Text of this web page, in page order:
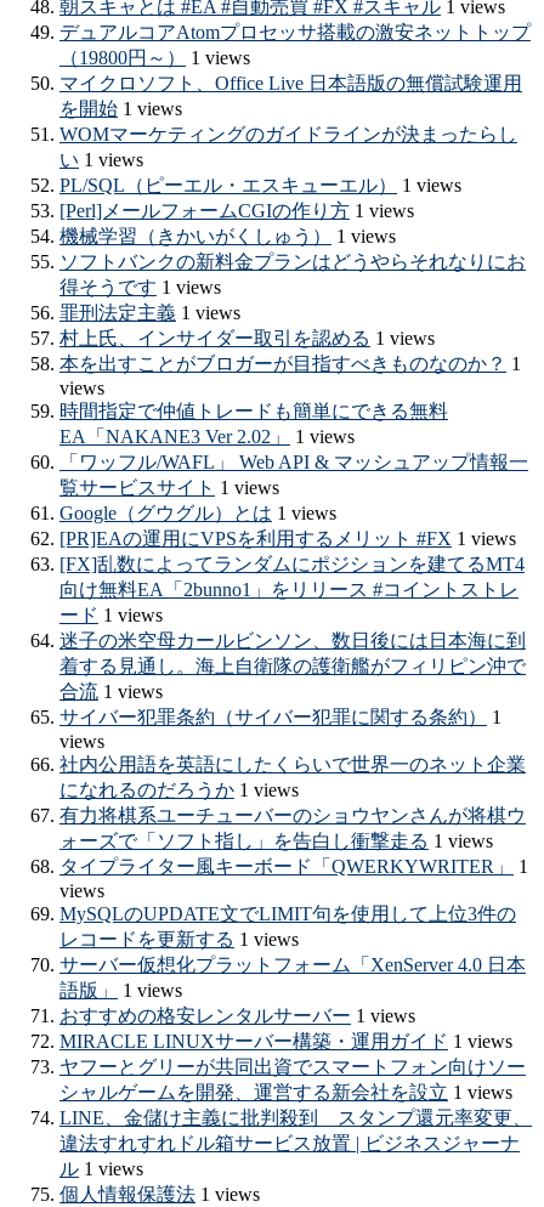
朝スキャとは #EA #自動売買 #FX #スキャル1 views
デュアルコアAtomプロセッサ搭載の激安ネットトップ
（19800円～）
1 views
マイクロソフト、Office Live 日本語版の無償試験運用
を開始1 views
WOMマーケティングのガイドラインが決まったらし
い 1 views
PL/SQL（ピーエル・エスキューエル）
1 views
[Perl]メールフォームCGIの作り方1 views
機械学習（きかいがくしゅう）
1 views
ソフトバンクの新料金プランはどうやらそれなりにお
得そうです 1 views
罪刑法定主義1 views
村上氏、インサイダー取引を認める 1 views
本を出すことがブロガーが目指すべきものなのか？ 1
views
時間指定で仲値トレードも簡単にできる無料
EA「NAKANE3 Ver 2.02」
1 views
「ワッフル/WAFL」 Web API & マッシュアップ情報一
覧サービスサイト 1 views
Google（グウグル）とは 1 views
[PR]EAの運用にVPSを利用するメリット #FX 1 views
[FX]乱数によってランダムにポジションを建てるMT4
向け無料EA「2bunno1」をリリース #コイントストレ
ード 1 views
迷子の米空母カールビンソン、数日後には日本海に到
着する見通し。海上自衛隊の護衛艦がフィリピン沖で
合流1 views
サイバー犯罪条約（サイバー犯罪に関する条約）
1
views
社内公用語を英語にしたくらいで世界一のネット企業
になれるのだろうか1 views
有力将棋系ユーチューバーのショウヤンさんが将棋ウ
ォーズで「ソフト指し」を告白し衝撃走る 1 views
タイプライター風キーボード「QWERKYWRITER」
1
views
MySQLのUPDATE文でLIMIT句を使用して上位3件の
レコードを更新する 1 views
サーバー仮想化プラットフォーム「XenServer 4.0 日本
語版」
1 views
おすすめの格安レンタルサーバー 1 views
MIRACLE LINUXサーバー構築・運用ガイド 1 views
ヤフーとグリーが共同出資でスマートフォン向けソー
シャルゲームを開発、運営する新会社を設立 1 views
LINE、金儲け主義に批判殺到 スタンプ還元率変更、
違法すれすれドル箱サービス放置 | ビジネスジャーナ
ル1 views
個人情報保護法1 views